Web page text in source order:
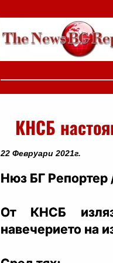
КНСБ
22 Февруари 2021г.
Нюз БГ Репортер
От КНСБ
навечерието на